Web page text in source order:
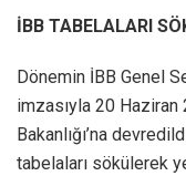
İBB TABELALARI
Dönemin İBB Genel
imzasıyla 20 Haziran
Bakanlığı’na
tabelaları sökülerek